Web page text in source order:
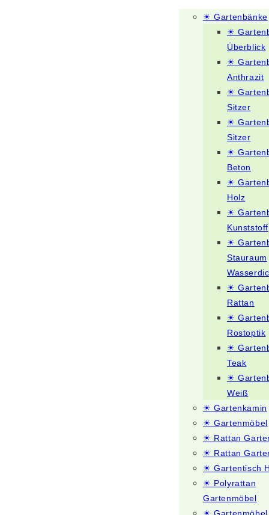
☀ Gartenbänke
☀
Überblick
☀
Anthrazit
☀
Sitzer
☀
Sitzer
☀
Beton
☀
Holz
☀
Kunststoff
☀
Stauraum
☀
Rattan
☀
Rostoptik
☀
Teak
☀
Weiß
☀ Gartenkamin
☀ Gartenmöbel
☀ Rattan
☀ Rattan
☀ Gartentisch
☀ Polyrattan
Gartenmöbel